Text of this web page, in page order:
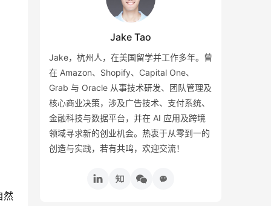
然
Jake Tao
Jake，杭州人，在美国留学并工作多年。曾
在 Amazon、Shopify、Capital One、
Grab 与 Oracle 从事技术研发、团队管理及
核心商业决策，涉及广告技术、支付系统、
金融科技与数据平台，并在 AI 应用及跨境
领域寻求新的创业机会。热衷于从零到一的
创造与实践，若有共鸣，欢迎交流！